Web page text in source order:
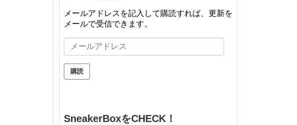
メールアドレスを記入して購読すれば、更新を
メールで受信できます。
メ
ー
ル
ア
SneakerBoxをCHECK！